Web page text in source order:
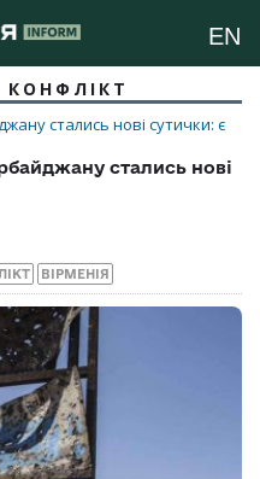
EN
КОНФЛІКТ
стались нові
ВІРМЕНІЯ